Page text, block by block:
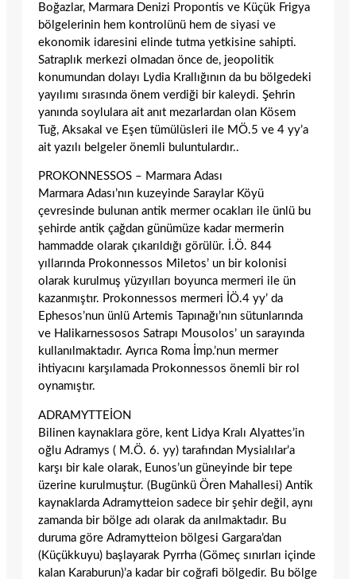
Boğazlar, Marmara Denizi Propontis ve Küçük Frigya
bölgelerinin hem kontrolünü hem de siyasi ve
ekonomik idaresini elinde tutma yetkisine sahipti.
Satraplık merkezi olmadan önce de, jeopolitik
konumundan dolayı Lydia Krallığının da bu bölgedeki
yayılımı sırasında önem verdiği bir kaleydi. Şehrin
yanında soylulara ait anıt mezarlardan olan Kösem
Tuğ, Aksakal ve Eşen tümülüsleri ile MÖ.5 ve 4 yy’a
ait yazılı belgeler önemli buluntulardır..
PROKONNESSOS – Marmara Adası
Marmara Adası’nın kuzeyinde Saraylar Köyü
çevresinde bulunan antik mermer ocakları ile ünlü bu
şehirde antik çağdan günümüze kadar mermerin
hammadde olarak çıkarıldığı görülür. İ.Ö. 844
yıllarında Prokonnessos Miletos’ un bir kolonisi
olarak kurulmuş yüzyılları boyunca mermeri ile ün
kazanmıştır. Prokonnessos mermeri İÖ.4 yy’ da
Ephesos’nun ünlü Artemis Tapınağı’nın sütunlarında
ve Halikarnessosos Satrapı Mousolos’ un sarayında
kullanılmaktadır. Ayrıca Roma İmp.’nun mermer
ihtiyacını karşılamada Prokonnessos önemli bir rol
oynamıştır.
ADRAMYTTEİON
Bilinen kaynaklara göre, kent Lidya Kralı Alyattes’in
oğlu Adramys ( M.Ö. 6. yy) tarafından Mysialılar’a
karşı bir kale olarak, Eunos’un güneyinde bir tepe
üzerine kurulmuştur. (Bugünkü Ören Mahallesi) Antik
kaynaklarda Adramytteion sadece bir şehir değil, aynı
zamanda bir bölge adı olarak da anılmaktadır. Bu
duruma göre Adramytteion bölgesi Gargara’dan
(Küçükkuyu) başlayarak Pyrrha (Gömeç sınırları içinde
kalan Karaburun)’a kadar bir coğrafi bölgedir. Bu bölge